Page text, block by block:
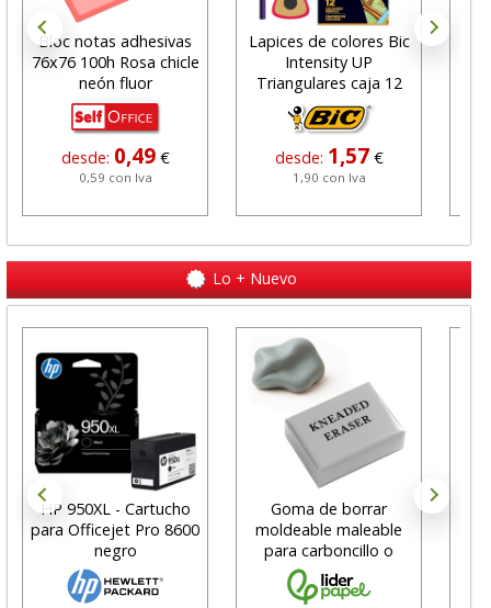
Bloc notas adhesivas
76x76 100h Rosa chicle
neón fluor
desde: 0,49 €
0,59 con Iva
Lapices de colores Bic
Intensity UP
Triangulares caja 12
desde: 1,57 €
1,90 con Iva
Lo + Nuevo
HP 950XL - Cartucho
para Officejet Pro 8600
negro
Goma de borrar
moldeable maleable
para carboncillo o
grafito